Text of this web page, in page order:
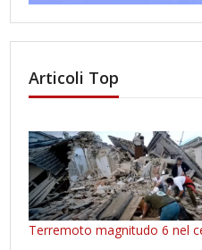
Articoli Top
Terremoto magnitudo 6 nel